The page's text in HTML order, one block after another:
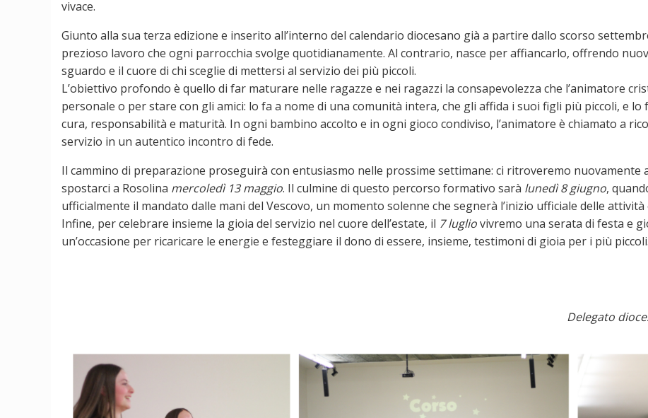
vivace.
Giunto alla sua terza edizione e inserito all’interno del calendario diocesano già a partire dallo scorso
prezioso lavoro che ogni parrocchia svolge quotidianamente. Al contrario, nasce per affiancarlo, offrendo
sguardo e il cuore di chi sceglie di mettersi al servizio dei più piccoli.
L’obiettivo profondo è quello di far maturare nelle ragazze e nei ragazzi la consapevolezza che l’animatore
personale o per stare con gli amici: lo fa a nome di una comunità intera, che gli affida i suoi figli più piccoli, e lo
cura, responsabilità e maturità. In ogni bambino accolto e in ogni gioco condiviso, l’animatore è chiamato a
servizio in un autentico incontro di fede.
Il cammino di preparazione proseguirà con entusiasmo nelle prossime settimane: ci ritroveremo nuovamente
spostarci a Rosolina mercoledì 13maggio. Il culmine di questo percorso formativo sarà lunedì 8 giugno,
ufficialmente il mandato dalle mani del Vescovo, un momento solenne che segnerà l’inizio ufficiale delle attività
Infine, per celebrare insieme la gioia del servizio nel cuore dell’estate, il 7 lugliovivremo una serata di festa e
un’occasione per ricaricare le energie e festeggiare il dono di essere, insieme, testimoni di gioia per i più piccoli.
Delegato